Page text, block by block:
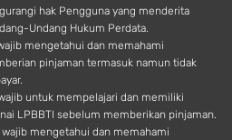
hak Pengguna yang menderita
Undang Hukum Perdata.
mengetahui dan memahami
pinjaman termasuk namun tidak
untuk mempelajari dan memiliki
LPBBTI sebelum memberikan pinjaman.
mengetahui dan memahami